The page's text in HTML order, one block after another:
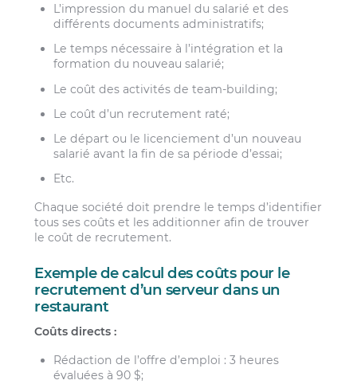
L’impression du manuel du salarié et des
différents documents administratifs;
Le temps nécessaire à l’intégration et la
formation du nouveau salarié;
Le coût des activités de team-building;
Le coût d’un recrutement raté;
Le départ ou le licenciement d’un nouveau
salarié avant la fin de sa période d’essai;
Etc.
Chaque société doit prendre le temps d’identifier
tous ses coûts et les additionner afin de trouver
le coût de recrutement.
Exemple de calcul des coûts pour le
recrutement d’un serveur dans un
restaurant
Coûts directs :
Rédaction de l’offre d’emploi : 3 heures
évaluées à 90 $;